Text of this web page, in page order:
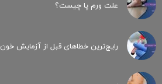
علت ورم پا چیست؟
رایج‌ترین خطاهای قبل از آزمایش خون